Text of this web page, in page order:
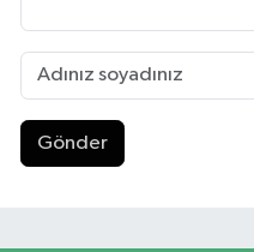
Gönder